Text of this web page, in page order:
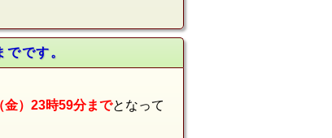
です。
金）23時59分までとなって